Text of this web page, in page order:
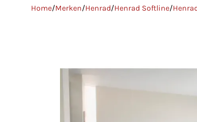
Home/Merken/Henrad/Henrad Softline/